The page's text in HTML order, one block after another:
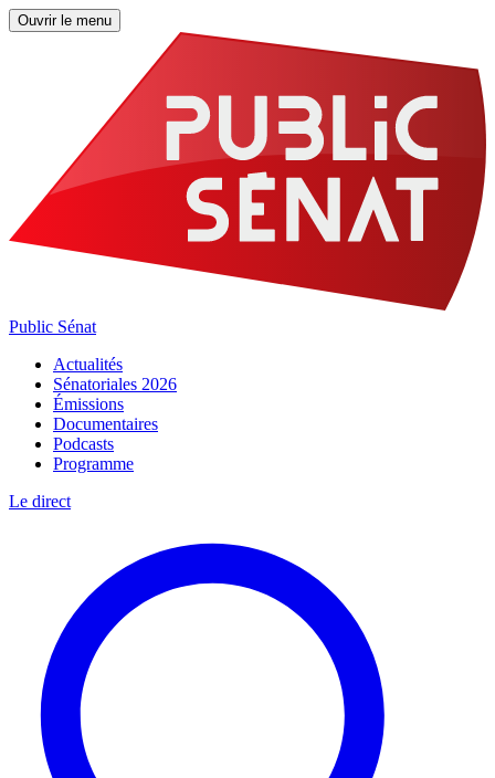
Ouvrir le menu
Public Sénat
Actualités
Sénatoriales 2026
Émissions
Documentaires
Podcasts
Programme
Le direct